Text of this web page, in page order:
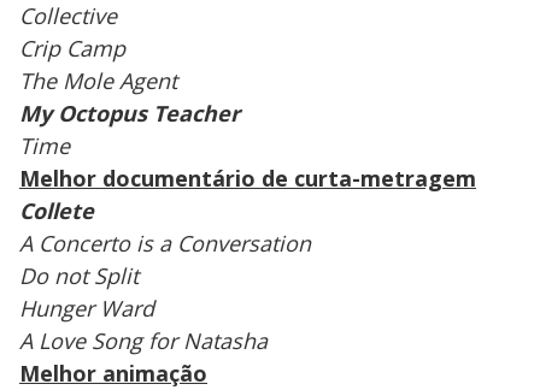
Collective
Crip Camp
The Mole Agent
My Octopus Teacher
Time
Melhor documentário de curta-metragem
Collete
A Concerto is a Conversation
Do not Split
Hunger Ward
A Love Song for Natasha
Melhor animação